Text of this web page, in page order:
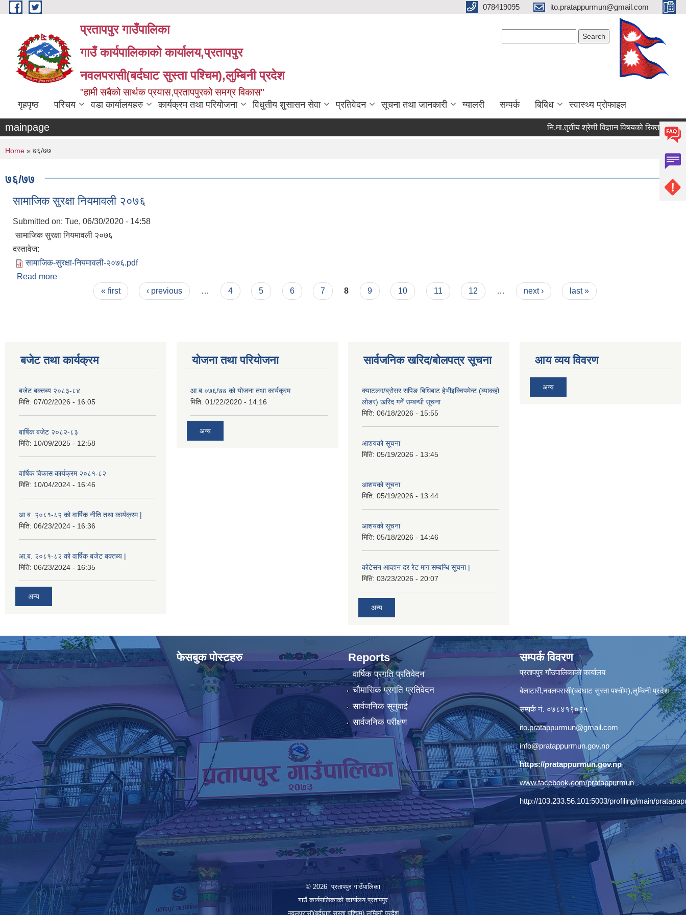
Skip to main content 078419095 ito.pratappurmun@gmail.com
प्रतापपुर गाउँपालिका
गाउँ कार्यपालिकाको कार्यालय,प्रतापपुर
नवलपरासी(बर्दघाट सुस्ता पश्चिम),लुम्बिनी प्रदेश
"हामी सबैको सार्थक प्रयास,प्रतापपुरको समग्र विकास"
गृहपृष्ठ परिचय वडा कार्यालयहरु कार्यक्रम तथा परियोजना विधुतीय शुसासन सेवा प्रतिवेदन सूचना तथा जानकारी ग्यालरी सम्पर्क बिबिध स्वास्थ्य प्रोफाइल
mainpage नि.मा.तृतीय श्रेणी विज्ञान विषयको रिक्त पदमा
You are here
Home » ७६/७७
७६/७७
सामाजिक सुरक्षा नियमावली २०७६
Submitted on: Tue, 06/30/2020 - 14:58
सामाजिक सुरक्षा नियमावली २०७६
दस्तावेज:
सामाजिक-सुरक्षा-नियमावली-२०७६.pdf
Read more
« first ‹ previous … 4 5 6 7 8 9 10 11 12 … next › last »
बजेट तथा कार्यक्रम
बजेट बक्तब्य २०८३-८४
मिति: 07/02/2026 - 16:05
बार्षिक बजेट २०८२-८३
मिति: 10/09/2025 - 12:58
वार्षिक विकास कार्यक्रम २०८१-८२
मिति: 10/04/2024 - 16:46
आ.ब. २०८१-८२ को वार्षिक नीति तथा कार्यक्रम |
मिति: 06/23/2024 - 16:36
आ.ब. २०८१-८२ को वार्षिक बजेट बक्तब्य |
मिति: 06/23/2024 - 16:35
अन्य
योजना तथा परियोजना
आ.ब.०७६/७७ को योजना तथा कार्यक्रम
मिति: 01/22/2020 - 14:16
अन्य
सार्वजनिक खरिद/बोलपत्र सूचना
क्याटलग/ब्रोसर सपिङ बिधिबाट हेभीइक्विपमेन्ट (ब्याकहो
लोडर) खरिद गर्ने सम्बन्धी सूचना
मिति: 06/18/2026 - 15:55
आशयको सूचना
मिति: 05/19/2026 - 13:45
आशयको सूचना
मिति: 05/19/2026 - 13:44
आशयको सूचना
मिति: 05/18/2026 - 14:46
कोटेसन आव्हान दर रेट माग सम्बन्धि सूचना |
मिति: 03/23/2026 - 20:07
अन्य
आय व्यय विवरण
अन्य
फेसबुक पोस्टहरु Reports
वार्षिक प्रगति प्रतिवेदन
चौमासिक प्रगति प्रतिवेदन
सार्वजनिक सुनुवाई
सार्वजनिक परीक्षण
सम्पर्क विवरण
प्रतापपुर गाँउपालिकाकाे कार्यालय
बेलाटारी,नवलपरासी(बर्दघाट सुस्ता पश्चीम),लुम्बिनी प्रदेश
सम्पर्क नं. ०७८४१९०९५
ito.pratappurmun@gmail.com
info@pratappurmun.gov.np
https://pratappurmun.gov.np
www.facebook.com/pratappurmun
http://103.233.56.101:5003/profiling/main/
© 2026 प्रतापपुर गाउँपालिका
गाउँ कार्यपालिकाको कार्यालय,प्रतापपुर
नवलपरासी(बर्दघाट सुस्ता पश्चिम),लुम्बिनी प्रदेश